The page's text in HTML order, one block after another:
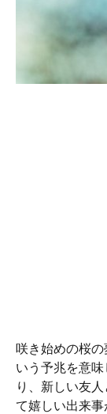
咲き始めの桜
いう予兆を意
り、新しい友
て嬉しい出来